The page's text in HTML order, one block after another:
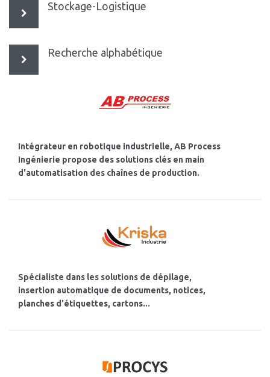
Stockage-Logistique
Recherche alphabétique
Intégrateur en robotique industrielle, AB Process
Ingénierie propose des solutions clés en main
d'automatisation des chaînes de production.
Spécialiste dans les solutions de dépilage,
insertion automatique de documents, notices,
planches d'étiquettes, cartons...